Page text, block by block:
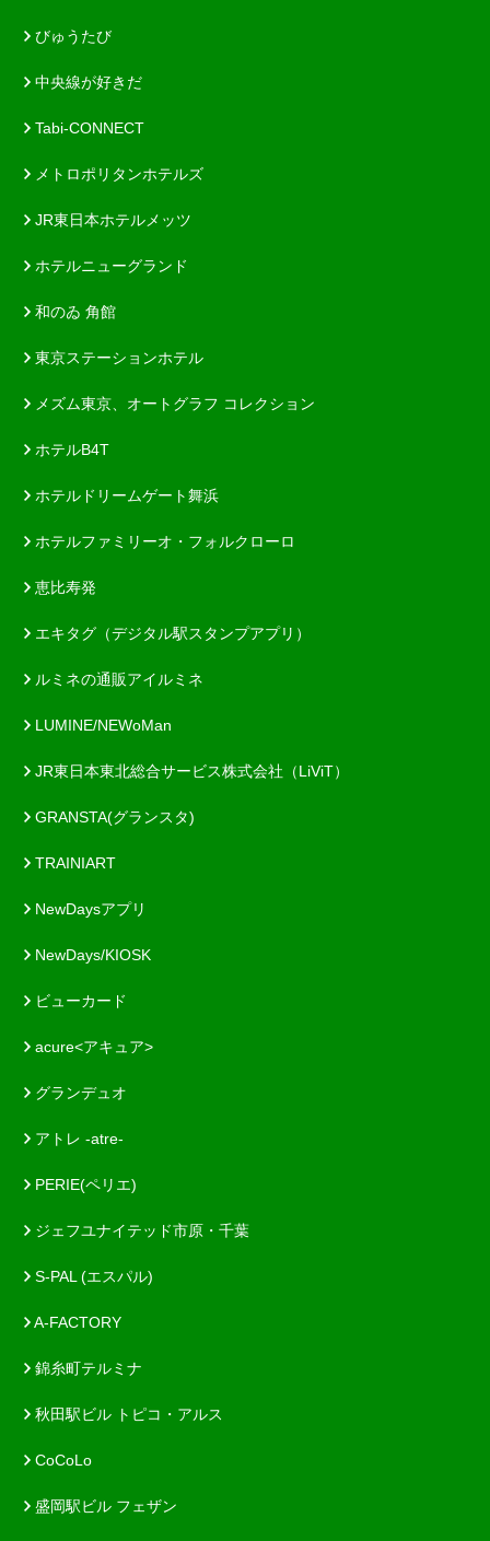
びゅうたび
中央線が好きだ
Tabi-CONNECT
メトロポリタンホテルズ
JR東日本ホテルメッツ
ホテルニューグランド
和のゐ 角館
東京ステーションホテル
メズム東京、オートグラフ コレクション
ホテルB4T
ホテルドリームゲート舞浜
ホテルファミリーオ・フォルクローロ
恵比寿発
エキタグ（デジタル駅スタンプアプリ）
ルミネの通販アイルミネ
LUMINE/NEWoMan
JR東日本東北総合サービス株式会社（LiViT）
GRANSTA(グランスタ)
TRAINIART
NewDaysアプリ
NewDays/KIOSK
ビューカード
acure<アキュア>
グランデュオ
アトレ -atre-
PERIE(ペリエ)
ジェフユナイテッド市原・千葉
S-PAL (エスパル)
A-FACTORY
錦糸町テルミナ
秋田駅ビル トピコ・アルス
CoCoLo
盛岡駅ビル フェザン